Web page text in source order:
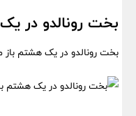
بخت رونالدو در
بخت رونالدو در یک هشتم